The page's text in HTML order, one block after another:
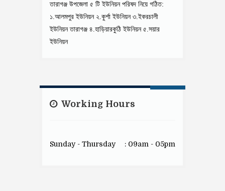
তারাগঞ্জ উপজেলা ৫ টি ইউনিয়ন পরিষদ নিয়ে গঠিত:
১.আলমপুর ইউনিয়ন ২.কুর্শা ইউনিয়ন ৩.ইকরচালী
ইউনিয়ন তারাগঞ্জ ৪.হাড়িয়ারকুঠি ইউনিয়ন ৫.সয়ার
ইউনিয়ন
Working Hours
Sunday - Thursday : 09am - 05pm